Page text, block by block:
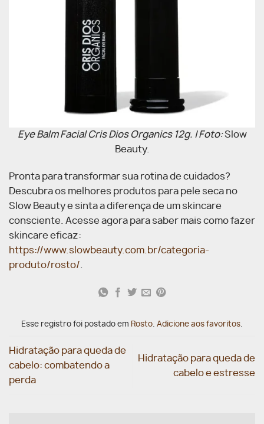
Eye Balm Facial Cris Dios Organics 12g. | Foto:Slow
Beauty.
Pronta para transformar sua rotina de cuidados?
Descubra os melhores produtos para pele seca no
Slow Beauty e sinta a diferença de um skincare
consciente. Acesse agora para saber mais como fazer
skincare eficaz:
https://www.slowbeauty.com.br/categoria-
produto/rosto/
Esse registro foi postado em Rosto. Adicione aos favoritos.
Hidratação para queda de
cabelo: combatendo a
perda
Hidratação para queda de
cabelo e estresse